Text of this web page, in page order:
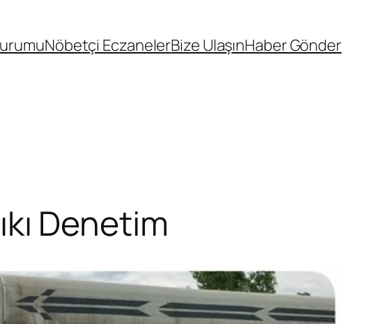
Nöbetçi EczanelerBize UlaşınHaber Gönder
Denetim